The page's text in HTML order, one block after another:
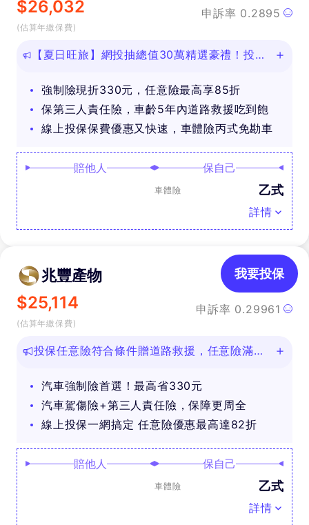
$26,032
(估算年繳保費)
申訴率 0.2895
【夏日旺旅】網投抽總值30萬精選豪禮！投保
強制險現折330元，任意險最高享85折
保第三人責任險，車齡5年內道路救援吃到飽
線上投保保費優惠又快速，車體險丙式免勘車
賠他人 保自己
車體險 乙式
詳情
兆豐產物
$25,114
(估算年繳保費)
申訴率 0.29961
我要投保
投保任意險符合條件贈道路救援，任意險滿
汽車強制險首選！最高省330元
汽車駕傷險+第三人責任險，保障更周全
線上投保一網搞定 任意險優惠最高達82折
賠他人 保自己
車體險 乙式
詳情